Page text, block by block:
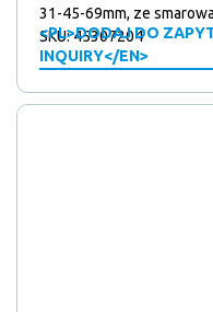
31-45-69mm, ze
<PL>DODAJ DO
INQUIRY</EN>
SKU: 45307204